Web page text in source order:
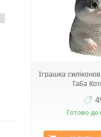
Іграшка
Таба
Готово до